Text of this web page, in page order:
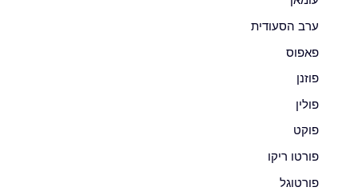
ערב הסעודית
פאפוס
פוזנן
פולין
פוקט
פורטו ריקו
פורטוגל